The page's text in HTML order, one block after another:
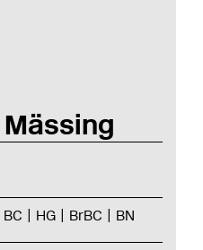
Mässing
BC HG BrBC BN